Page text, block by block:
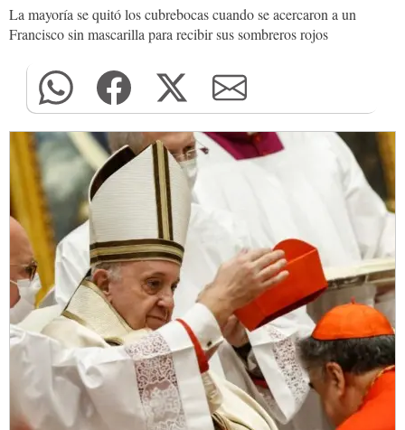
La mayoría se quitó los cubrebocas cuando se acercaron a un
Francisco sin mascarilla para recibir sus sombreros rojos